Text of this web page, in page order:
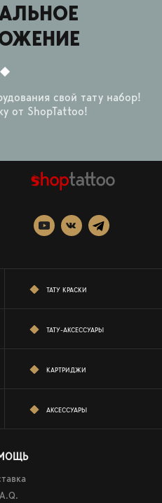
свой тату набор!
от ShopTattoo!
ТАТУ КРАСКИ
ТАТУ-АКСЕССУАРЫ
КАРТРИДЖИ
АКСЕССУАРЫ